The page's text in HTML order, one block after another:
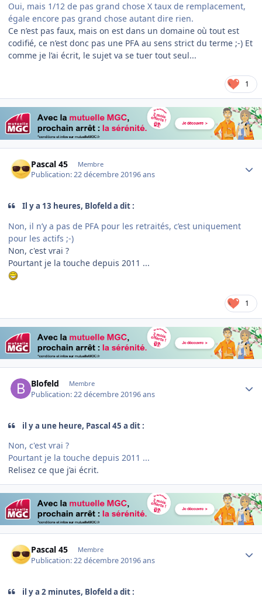
Oui, mais 1/12 de pas grand chose X taux de remplacement,
égale encore pas grand chose autant dire rien.
Ce n’est pas faux, mais on est dans un domaine où tout est
codifié, ce n’est donc pas une PFA au sens strict du terme ;-) Et
comme je l’ai écrit, le sujet va se tuer tout seul...
1
Pascal 45 Membre
Publication:22 décembre 20196 ans
Il y a 13 heures, Blofeld a dit :
Non, il n’y a pas de PFA pour les retraités, c’est uniquement
pour les actifs ;-)
Non, c'est vrai ?
Pourtant je la touche depuis 2011 ...
1
Blofeld Membre
Publication:22 décembre 20196 ans
il y a une heure, Pascal 45 a dit :
Non, c'est vrai ?
Pourtant je la touche depuis 2011 ...
Relisez ce que j’ai écrit.
Pascal 45 Membre
Publication:22 décembre 20196 ans
il y a 2 minutes, Blofeld a dit :